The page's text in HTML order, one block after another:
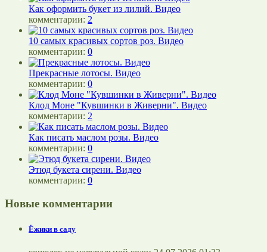
Как оформить букет из лилий. Видео
комментарии: 2
10 самых красивых сортов роз. Видео
комментарии: 0
Прекрасные лотосы. Видео
комментарии: 0
Клод Моне "Кувшинки в Живерни". Видео
комментарии: 2
Как писать маслом розы. Видео
комментарии: 0
Этюд букета сирени. Видео
комментарии: 0
Новые комментарии
Ёжики в саду